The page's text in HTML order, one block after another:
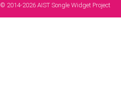
© 2014-2026 AIST Songle Widget Project